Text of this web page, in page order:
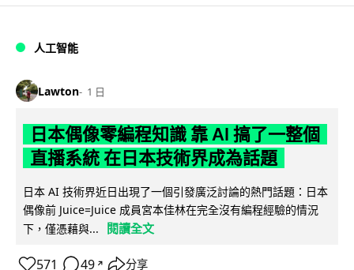
人工智能
Lawton 1 日
日本偶像零編程知識 靠 AI 搞了一整個
直播系統 在日本技術界成為話題
日本 AI 技術界近日出現了一個引發廣泛討論的熱門話題：日本
偶像前 Juice=Juice 成員宮本佳林在完全沒有編程經驗的情況
下，僅憑藉與...
閱讀全文
571 49 ↗ 分享